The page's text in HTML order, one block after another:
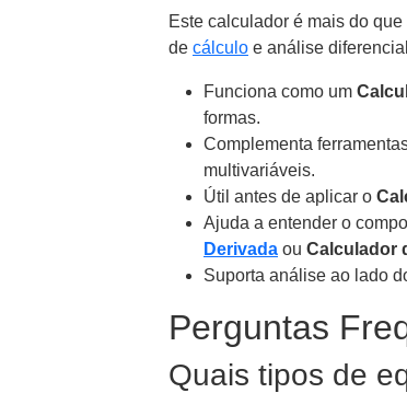
Este calculador é mais do
de cálculo e análise
Funciona como um
formas.
Complementa
multivariáveis.
Útil antes de aplicar o
Ajuda a entender o
Derivada ou Calculador
Suporta análise ao lado
Perguntas
Quais tipos de